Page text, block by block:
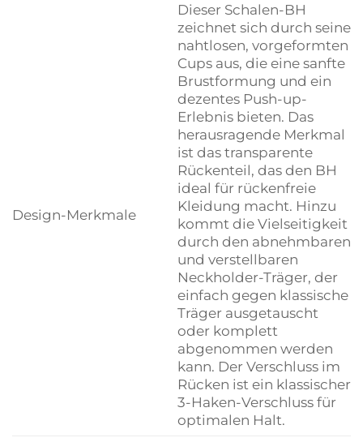
Design-Merkmale
Dieser Schalen-BH
zeichnet sich durch seine
nahtlosen, vorgeformten
Cups aus, die eine sanfte
Brustformung und ein
dezentes Push-up-
Erlebnis bieten. Das
herausragende Merkmal
ist das transparente
Rückenteil, das den BH
ideal für rückenfreie
Kleidung macht. Hinzu
kommt die Vielseitigkeit
durch den abnehmbaren
und verstellbaren
Neckholder-Träger, der
einfach gegen klassische
Träger ausgetauscht
oder komplett
abgenommen werden
kann. Der Verschluss im
Rücken ist ein klassischer
3-Haken-Verschluss für
optimalen Halt.